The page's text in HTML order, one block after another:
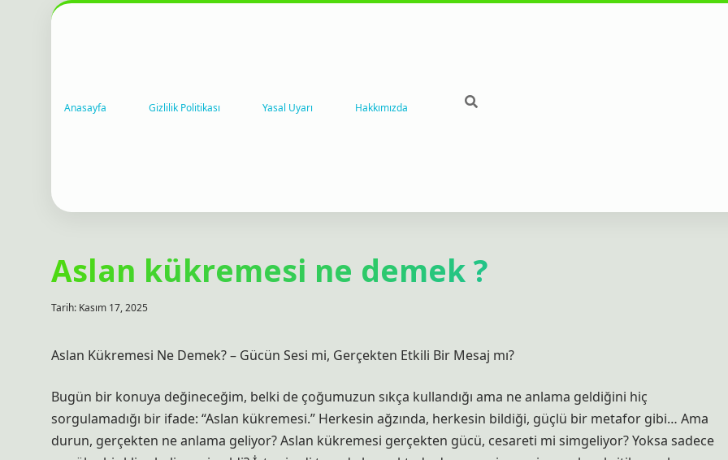
Anasayfa Gizlilik Politikası Yasal Uyarı Hakkımızda
Aslan kükremesi ne demek ?
Tarih: Kasım 17, 2025
Aslan Kükremesi Ne Demek? – Gücün Sesi mi, Gerçekten Etkili Bir Mesaj mı?
Bugün bir konuya değineceğim, belki de çoğumuzun sıkça kullandığı ama ne anlama geldiğini hiç
sorgulamadığı bir ifade: “Aslan kükremesi.” Herkesin ağzında, herkesin bildiği, güçlü bir metafor gibi… Ama
durun, gerçekten ne anlama geliyor? Aslan kükremesi gerçekten gücü, cesareti mi simgeliyor? Yoksa sadece